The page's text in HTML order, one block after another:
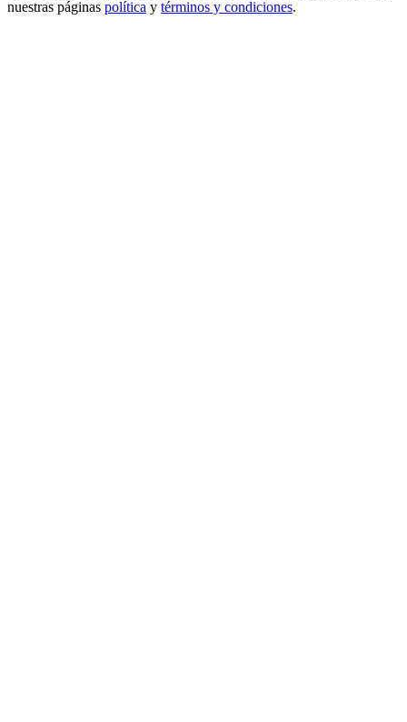
nuestras páginas política y términos y condiciones.